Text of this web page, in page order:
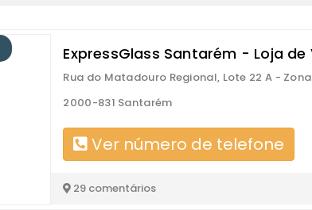
ExpressGlass Santarém - Loja
Rua do Matadouro Regional, Lote 22 A -
2000-831 Santarém
Ver número de telefone
29 comentários